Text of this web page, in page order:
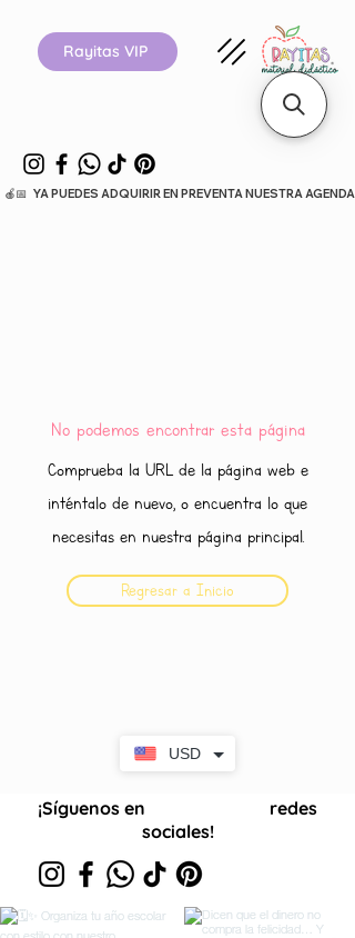
Rayitas VIP
🍎📅   YA PUEDES ADQUIRIR EN PREVENTA NUESTRA
No podemos encontrar esta página
Comprueba la URL de la página web e
inténtalo de nuevo, o encuentra lo que
necesitas en nuestra página principal.
Regresar a Inicio
USD
¡Síguenos en
redes
sociales!